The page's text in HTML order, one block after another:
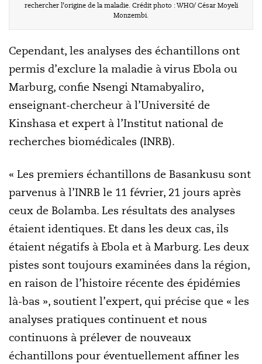
rechercher l’origine de la maladie. Crédit photo : WHO/ César Moyeli
Monzembi.
Cependant, les analyses des échantillons ont
permis d’exclure la maladie à virus Ebola ou
Marburg, confie Nsengi Ntamabyaliro,
enseignant-chercheur à l’Université de
Kinshasa et expert à l’Institut national de
recherches biomédicales (INRB).
« Les premiers échantillons de Basankusu sont
parvenus à l’INRB le 11 février, 21 jours après
ceux de Bolamba. Les résultats des analyses
étaient identiques. Et dans les deux cas, ils
étaient négatifs à Ebola et à Marburg. Les deux
pistes sont toujours examinées dans la région,
en raison de l’histoire récente des épidémies
là-bas », soutient l’expert, qui précise que « les
analyses pratiques continuent et nous
continuons à prélever de nouveaux
échantillons pour éventuellement affiner les